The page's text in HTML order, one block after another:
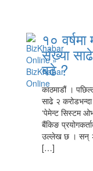
१०
संख्या
बढे ?
काठमाडौं ।
साढे २
‘पेमेन्ट सिस्टम
बैंकिङ
उल्लेख छ । सन्
[…]